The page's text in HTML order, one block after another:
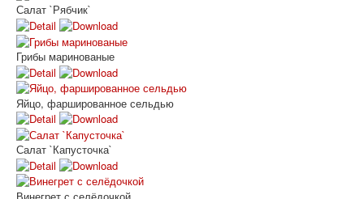
Салат `Рябчик`
Грибы маринованые
Яйцо, фаршированное сельдью
Салат `Капусточка`